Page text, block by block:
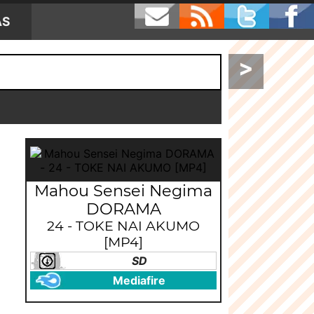
>
Mahou Sensei Negima
DORAMA
24 - TOKE NAI AKUMO
[MP4]
SD
Mediafire